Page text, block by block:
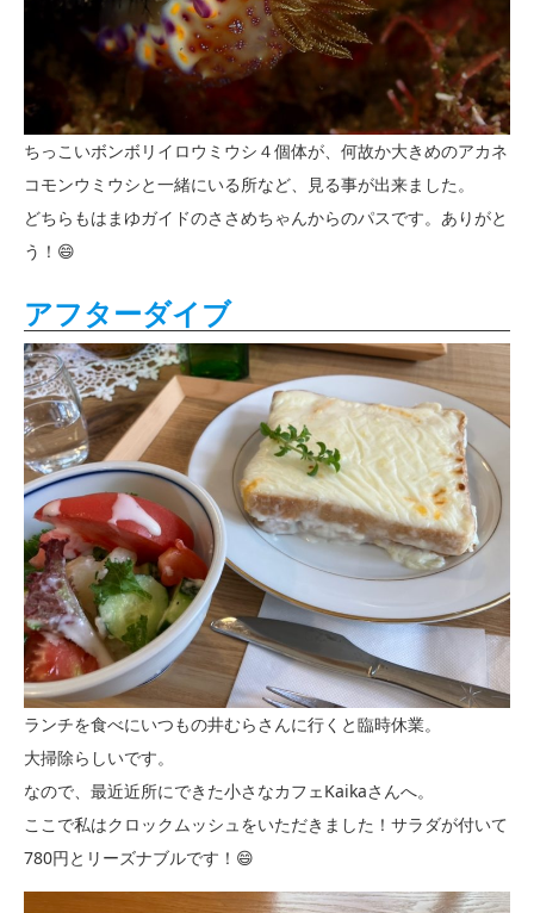
ちっこいボンボリイロウミウシ４個体が、何故か大きめのアカネ
コモンウミウシと一緒にいる所など、見る事が出来ました。
どちらもはまゆガイドのささめちゃんからのパスです。ありがと
う！😄
アフターダイブ
ランチを食べにいつもの井むらさんに行くと臨時休業。
大掃除らしいです。
なので、最近近所にできた小さなカフェKaikaさんへ。
ここで私はクロックムッシュをいただきました！サラダが付いて
780円とリーズナブルです！😄